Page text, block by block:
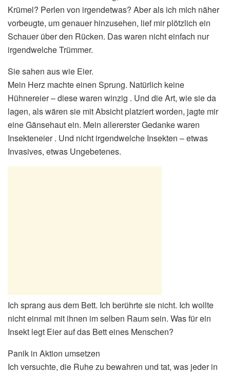
Krümel? Perlen von irgendetwas? Aber als ich mich näher
vorbeugte, um genauer hinzusehen, lief mir plötzlich ein
Schauer über den Rücken. Das waren nicht einfach nur
irgendwelche Trümmer.
Sie sahen aus wie Eier.
Mein Herz machte einen Sprung. Natürlich keine
Hühnereier – diese waren winzig . Und die Art, wie sie da
lagen, als wären sie mit Absicht platziert worden, jagte mir
eine Gänsehaut ein. Mein allererster Gedanke waren
Insekteneier . Und nicht irgendwelche Insekten – etwas
Invasives, etwas Ungebetenes.
Ich sprang aus dem Bett. Ich berührte sie nicht. Ich wollte
nicht einmal mit ihnen im selben Raum sein. Was für ein
Insekt legt Eier auf das Bett eines Menschen?
Panik in Aktion umsetzen
Ich versuchte, die Ruhe zu bewahren und tat, was jeder in